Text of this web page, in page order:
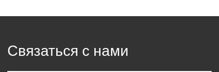
Связаться с нами